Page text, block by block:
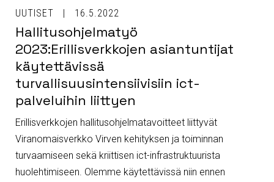
UUTISET 16.5.2022
Hallitusohjelmatyö
2023:Erillisverkkojen asiantuntijat
käytettävissä
turvallisuusintensiivisiin ict-
palveluihin liittyen
Erillisverkkojen hallitusohjelmatavoitteet liittyvät
Viranomaisverkko Virven kehityksen ja toiminnan
turvaamiseen sekä kriittisen ict-infrastruktuurista
huolehtimiseen. Olemme käytettävissä niin ennen